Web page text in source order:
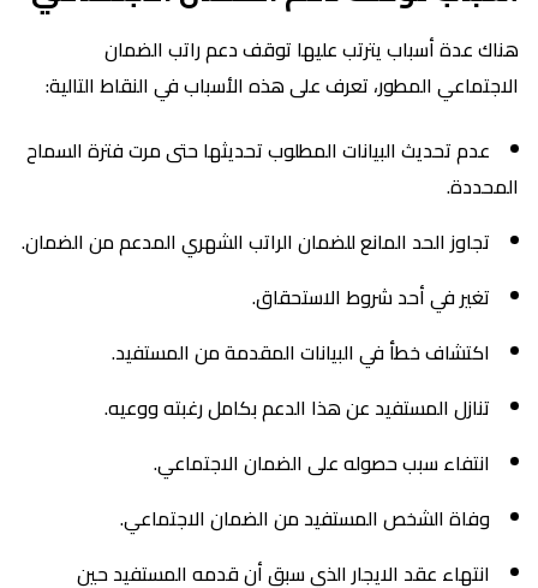
هناك عدة أسباب يترتب عليها توقف دعم راتب الضمان
الاجتماعي المطور، تعرف على هذه الأسباب في النقاط التالية:
عدم تحديث البيانات المطلوب تحديثها حتى مرت فترة السماح
المحددة.
تجاوز الحد المانع للضمان الراتب الشهري المدعم من الضمان.
تغير في أحد شروط الاستحقاق.
اكتشاف خطأ في البيانات المقدمة من المستفيد.
تنازل المستفيد عن هذا الدعم بكامل رغبته ووعيه.
انتفاء سبب حصوله على الضمان الاجتماعي.
وفاة الشخص المستفيد من الضمان الاجتماعي.
انتهاء عقد الايجار الذي سبق أن قدمه المستفيد حين